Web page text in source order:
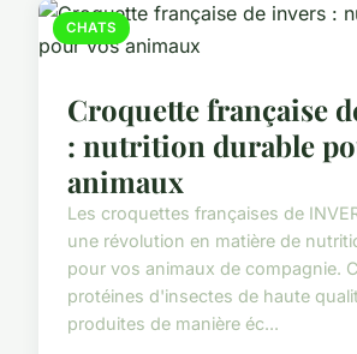
CHATS
Croquette française
: nutrition durable
animaux
Les croquettes françaises de
une révolution en matière de
pour vos animaux de compagnie.
protéines d'insectes de haute
produites de manière éc...